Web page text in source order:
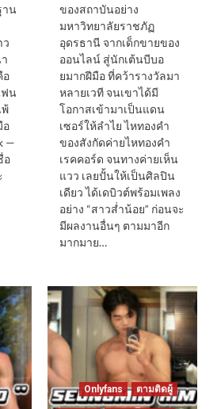
าน
ว
อ
ฟน
อ
—
อ
ของสถาบันอย่าง
มหาวิทยาลัยราชภัฏ
อุดรธานี จากเด็กขายของ
ออนไลน์ สู่นักเต้นบีบอ
ยมากฝีมือ ที่คว้ารางวัลมา
หลายเวที จนเขาได้มี
โอกาสเข้ามาเป็นแดน
เซอร์ให้ลำไย ไหทองคำ
ของสังกัดค่ายไหทองคำ
เรคคอร์ด จนทางค่ายเห็น
แวว เลยปั้นให้เป็นศิลปิน
เดียว ได้เดบิวต์พร้อมเพลง
อย่าง “สาวส่ำน้อย” ก่อนจะ
มีผลงานอื่นๆ ตามมาอีก
มากมาย…
Onlyfans ตามติดผู้